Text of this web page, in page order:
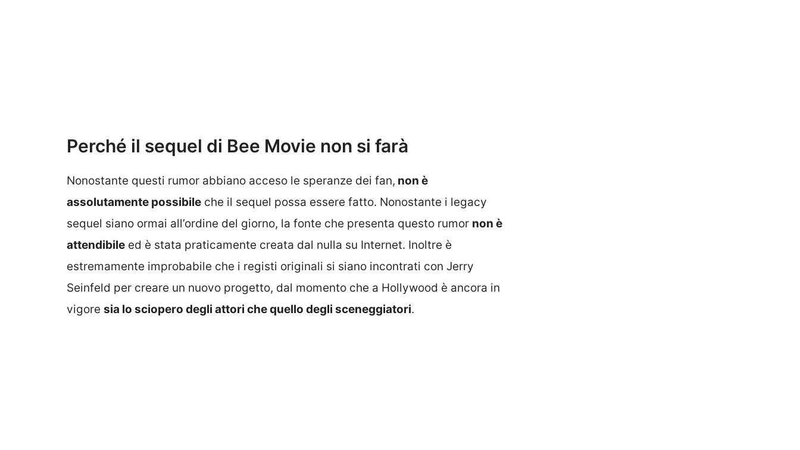
Perché il sequel di Bee Movie non si farà
Nonostante questi rumor abbiano acceso le speranze dei fan, non è
assolutamente possibile che il sequel possa essere fatto. Nonostante i legacy
sequel siano ormai all’ordine del giorno, la fonte che presenta questo rumor non è
attendibile ed è stata praticamente creata dal nulla su Internet. Inoltre è
estremamente improbabile che i registi originali si siano incontrati con Jerry
Seinfeld per creare un nuovo progetto, dal momento che a Hollywood è ancora in
vigore sia lo sciopero degli attori che quello degli sceneggiatori.